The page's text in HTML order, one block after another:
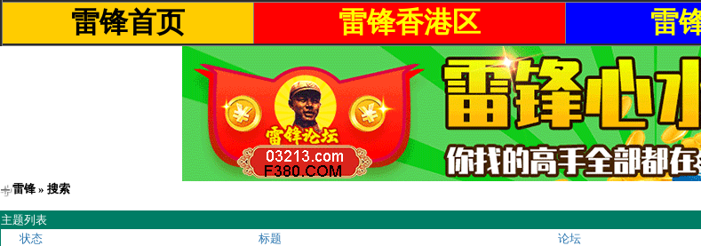
雷锋首页 雷锋香港区 雷
雷锋 » 搜索
主题列表
状态
标题 论坛